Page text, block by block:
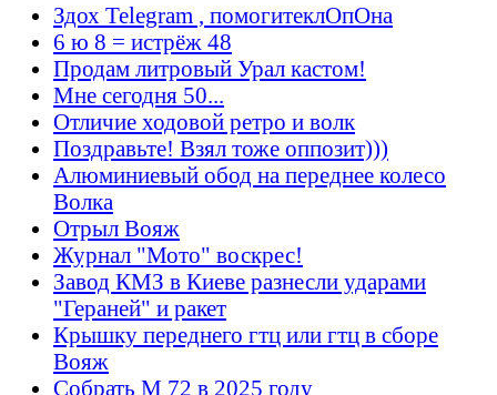
Здох Telegram , помогитеклОпОна
6 ю 8 = истрёж 48
Продам литровый Урал кастом!
Мне сегодня 50...
Отличие ходовой ретро и волк
Поздравьте! Взял тоже оппозит)))
Алюминиевый обод на переднее колесо
Волка
Отрыл Вояж
Журнал "Мото" воскрес!
Завод КМЗ в Киеве разнесли ударами
"Гераней" и ракет
Крышку переднего гтц или гтц в сборе
Вояж
Собрать М 72 в 2025 году